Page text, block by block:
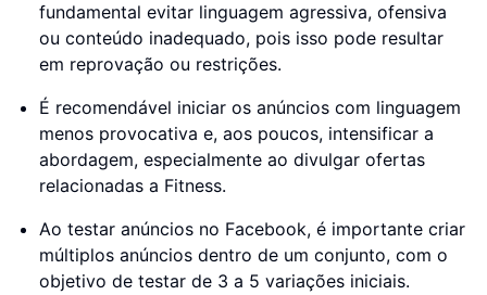
fundamental evitar linguagem agressiva, ofensiva
ou conteúdo inadequado, pois isso pode resultar
em reprovação ou restrições.
É recomendável iniciar os anúncios com linguagem
menos provocativa e, aos poucos, intensificar a
abordagem, especialmente ao divulgar ofertas
relacionadas a Fitness.
Ao testar anúncios no Facebook, é importante criar
múltiplos anúncios dentro de um conjunto, com o
objetivo de testar de 3 a 5 variações iniciais.